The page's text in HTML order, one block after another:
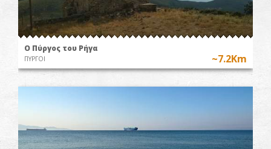
O Πύργος του Ρήγα
ΠΥΡΓΟΙ ~7.2Km